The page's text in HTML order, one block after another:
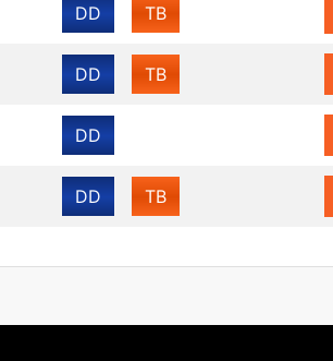
DD TB
DD TB
DD
DD TB